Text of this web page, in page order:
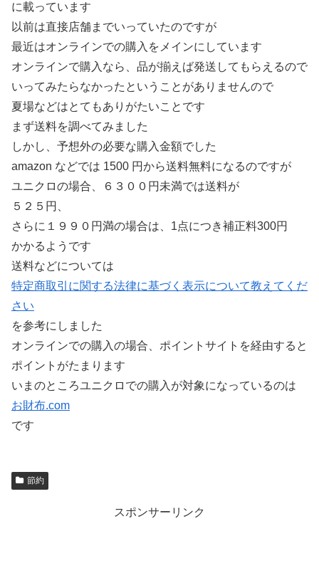
に載っています
以前は直接店舗までいっていたのですが
最近はオンラインでの購入をメインにしています
オンラインで購入なら、品が揃えば発送してもらえるので
いってみたらなかったということがありませんので
夏場などはとてもありがたいことです
まず送料を調べてみました
しかし、予想外の必要な購入金額でした
amazon などでは 1500 円から送料無料になるのですが
ユニクロの場合、６３００円未満では送料が
５２５円、
さらに１９９０円満の場合は、1点につき補正料300円
かかるようです
送料などについては
特定商取引に関する法律に基づく表示について教えてくだ
さい
を参考にしました
オンラインでの購入の場合、ポイントサイトを経由すると
ポイントがたまります
いまのところユニクロでの購入が対象になっているのは
お財布.com
です
節約
スポンサーリンク